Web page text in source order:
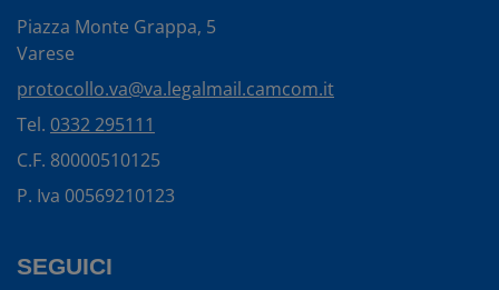
Piazza Monte Grappa, 5
Varese
protocollo.va@va.legalmail.camcom.it
Tel. 0332 295111
C.F. 80000510125
P. Iva 00569210123
SEGUICI